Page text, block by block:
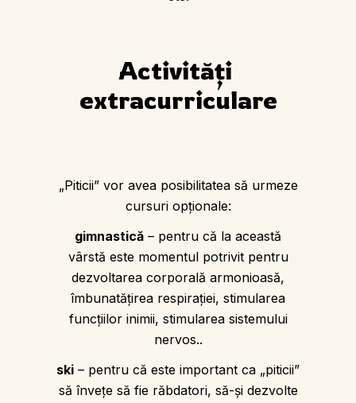
Activități
extracurriculare
„Piticii” vor avea posibilitatea să urmeze
cursuri opţionale:
gimnastică – pentru că la această
vârstă este momentul potrivit pentru
dezvoltarea corporală armonioasă,
îmbunatăţirea respiraţiei, stimularea
funcţiilor inimii, stimularea sistemului
nervos..
ski – pentru că este important ca „piticii”
să înveţe să fie răbdatori, să-şi dezvolte